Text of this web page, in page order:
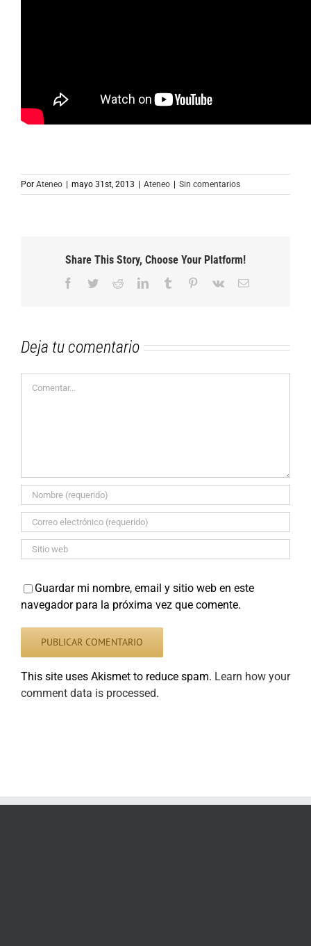
Por Ateneo mayo 31st, 2013 Ateneo Sin comentarios
Share This Story, Choose Your Platform!
Facebook
TwitterRedditLinkedInTumblr Pinterest
Vk
Correo
Deja tu comentario
Guardar mi nombre, email y sitio web en este
navegador para la próxima vez que comente.
This site uses Akismet to reduce spam. Learn how your
comment data is processed.